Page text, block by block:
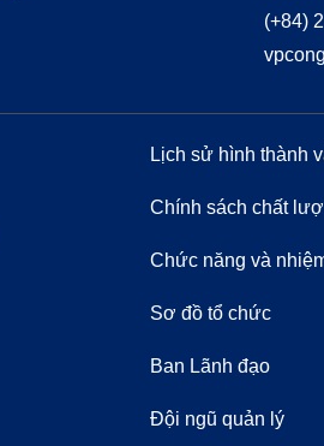
(+84)
OUR PEOPLE
Lịch sử hình thành
Chính sách chất
Chức năng và
ABOUT-US-
Sơ đồ tổ chức
Ban Lãnh đạo
Đội ngũ quản lý